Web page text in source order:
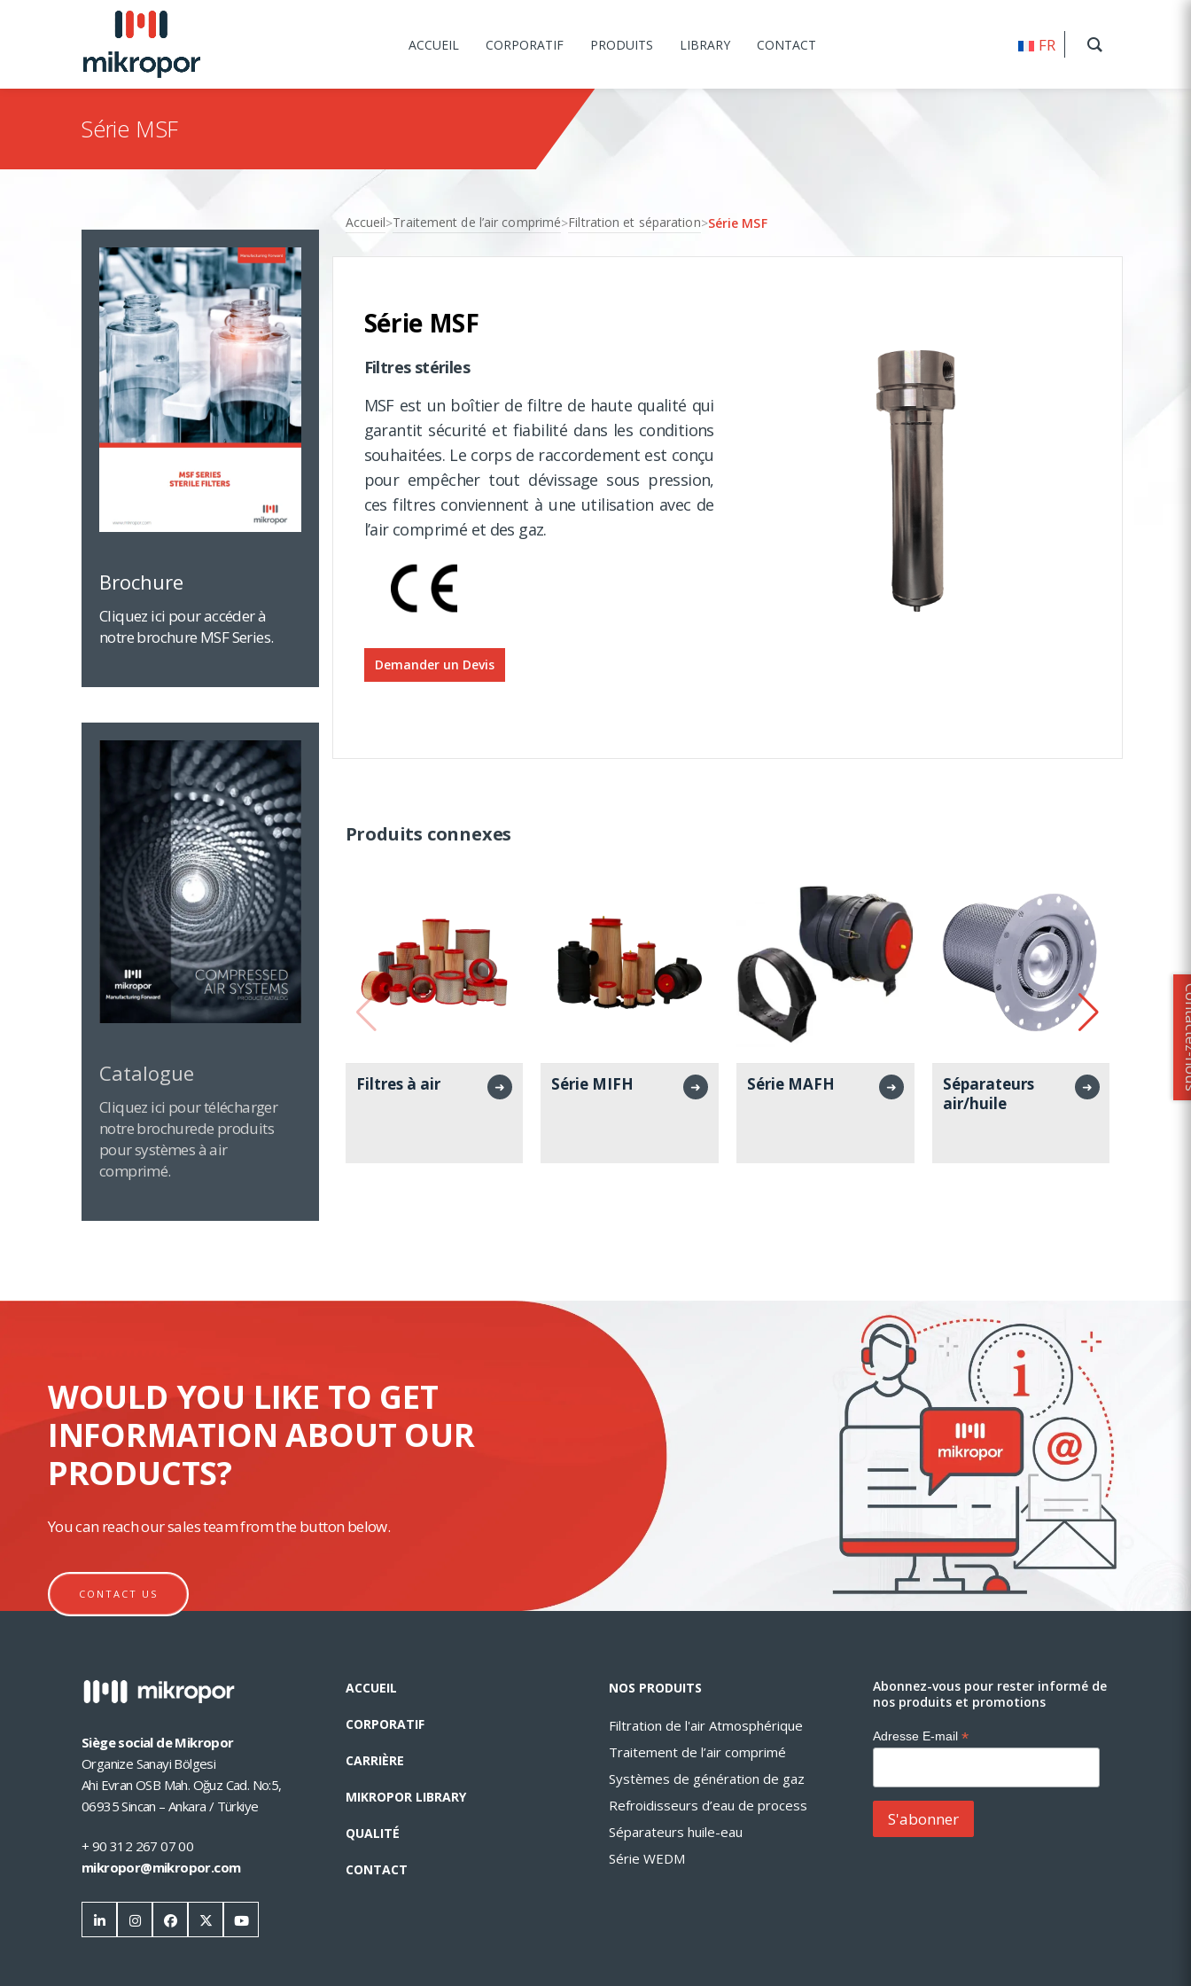
ACCUEIL CORPORATIF PRODUITS LIBRARY CONTACT FR
Série MSF
Accueil>Traitement de l’air comprimé>Filtration et séparation>Série MSF
Série MSF
Filtres stériles
MSF est un boîtier de filtre de haute qualité qui
garantit sécurité et fiabilité dans les conditions
souhaitées. Le corps de raccordement est conçu
pour empêcher tout dévissage sous pression,
ces filtres conviennent à une utilisation avec de
l’air comprimé et des gaz.
Demander un Devis
Produits connexes
Filtres à air ➜ Série MIFH ➜ Série MAFH ➜
Séparateurs
air/huile
➜
Brochure
Cliquez ici pour accéder à
notre brochure MSF Series.
Catalogue
Cliquez ici pour télécharger
notre brochurede produits
pour systèmes à air
comprimé.
WOULD YOU LIKE TO GET
INFORMATION ABOUT OUR
PRODUCTS?
You can reach our sales team from the button below.
CONTACT US
Siège social de Mikropor
Organize Sanayi Bölgesi
Ahi Evran OSB Mah. Oğuz Cad. No:5,
06935 Sincan – Ankara / Türkiye
+ 90 312 267 07 00
mikropor@mikropor.com
ACCUEIL
CORPORATIF
CARRIÈRE
MIKROPOR LIBRARY
QUALITÉ
CONTACT
NOS PRODUITS
Filtration de l'air Atmosphérique
Traitement de l’air comprimé
Systèmes de génération de gaz
Refroidisseurs d’eau de process
Séparateurs huile-eau
Série WEDM
Abonnez-vous pour rester informé de
nos produits et promotions
Adresse E-mail *